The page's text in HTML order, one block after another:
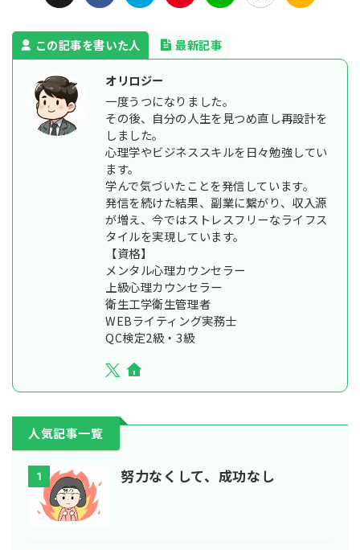
この記事を書いた人 最新記事
オリロジー
一度うつになりました。
その後、自分の人生を見つめ直し再設計を
しました。
心理学やビジネススキルを日々勉強してい
ます。
学んで気づいたことを発信しています。
発信を続けた結果、副業に繋がり、収入源
が増え、今ではストレスフリーなライフス
タイルを実現しています。
【資格】
メンタル心理カウンセラー
上級心理カウンセラー
衛生工学衛生管理者
WEBライティング実務士
QC検定2級・3級
人気記事一覧
1 努力なくして、成功なし